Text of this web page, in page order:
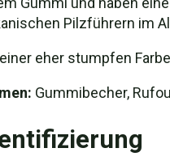
Pilzführern im
eher stumpfen
Gummibecher,